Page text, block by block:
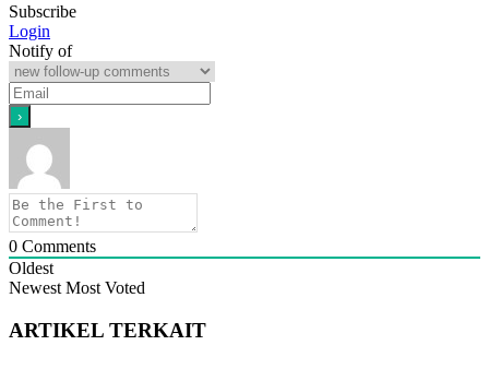
Subscribe
Login
Notify of
0 Comments
Oldest
Newest Most Voted
ARTIKEL TERKAIT